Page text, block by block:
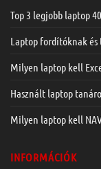
Top 3 legjobb laptop
Laptop fordítóknak és
Milyen laptop kell
Használt laptop
Milyen laptop kell
INFORMÁCIÓK